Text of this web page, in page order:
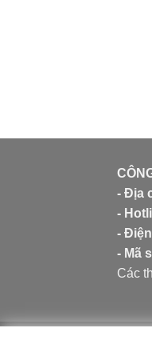
- Địa
-
-
- Mã
Các